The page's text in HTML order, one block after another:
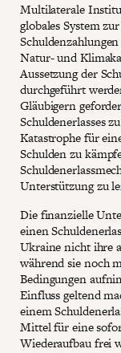
Multilaterale
globales System
Natur- und
Aussetzung der
durchgeführt
Gläubigern
Schuldenerlasses
Katastrophe für
Schulden zu
Unterstützung zu
Die finanzielle
einen
Ukraine nicht ihre
während sie noch
Bedingungen
Einfluss geltend
einem
Mittel für eine
Wiederaufbau frei